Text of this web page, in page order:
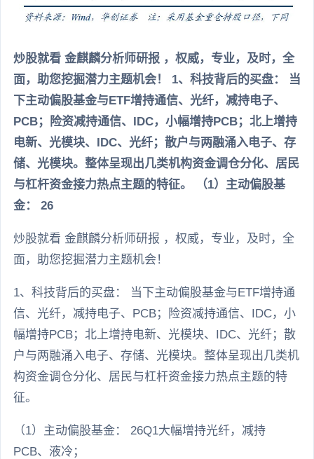
炒股就看 金麒麟分析师研报 ，权威，专业，及时，全
面，助您挖掘潜力主题机会！ 1、科技背后的买盘： 当
下主动偏股基金与ETF增持通信、光纤，减持电子、
PCB；险资减持通信、IDC，小幅增持PCB；北上增持
电新、光模块、IDC、光纤；散户与两融涌入电子、存
储、光模块。整体呈现出几类机构资金调仓分化、居民
与杠杆资金接力热点主题的特征。 （1）主动偏股基
金： 26
炒股就看 金麒麟分析师研报 ，权威，专业，及时，全
面，助您挖掘潜力主题机会！
1、科技背后的买盘： 当下主动偏股基金与ETF增持通
信、光纤，减持电子、PCB；险资减持通信、IDC，小
幅增持PCB；北上增持电新、光模块、IDC、光纤；散
户与两融涌入电子、存储、光模块。整体呈现出几类机
构资金调仓分化、居民与杠杆资金接力热点主题的特
征。
（1）主动偏股基金： 26Q1大幅增持光纤，减持
PCB、液冷；